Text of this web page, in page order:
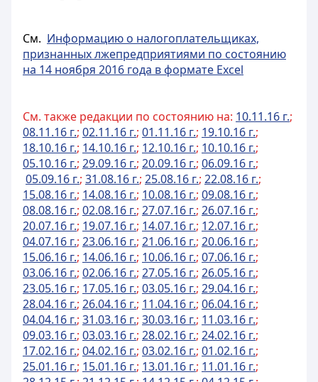
См. Информацию о налогоплательщиках,
признанных лжепредприятиями по состоянию
на 14 ноября 2016 года в формате Excel
См. также редакции по состоянию на: 10.11.16 г.;
08.11.16 г.; 02.11.16 г.; 01.11.16 г.; 19.10.16 г.;
18.10.16 г.; 14.10.16 г.; 12.10.16 г.; 10.10.16 г.;
05.10.16 г.; 29.09.16 г.; 20.09.16 г.; 06.09.16 г.;
05.09.16 г.; 31.08.16 г.; 25.08.16 г.; 22.08.16 г.;
15.08.16 г.; 14.08.16 г.; 10.08.16 г.; 09.08.16 г.;
08.08.16 г.; 02.08.16 г.; 27.07.16 г.; 26.07.16 г.;
20.07.16 г.; 19.07.16 г.; 14.07.16 г.; 12.07.16 г.;
04.07.16 г.; 23.06.16 г.; 21.06.16 г.; 20.06.16 г.;
15.06.16 г.; 14.06.16 г.; 10.06.16 г.; 07.06.16 г.;
03.06.16 г.; 02.06.16 г.; 27.05.16 г.; 26.05.16 г.;
23.05.16 г.; 17.05.16 г.; 03.05.16 г.; 29.04.16 г.;
28.04.16 г.; 26.04.16 г.; 11.04.16 г.; 06.04.16 г.;
04.04.16 г.; 31.03.16 г.; 30.03.16 г.; 11.03.16 г.;
09.03.16 г.; 03.03.16 г.; 28.02.16 г.; 24.02.16 г.;
17.02.16 г.; 04.02.16 г.; 03.02.16 г.; 01.02.16 г.;
25.01.16 г.; 15.01.16 г.; 13.01.16 г.; 11.01.16 г.;